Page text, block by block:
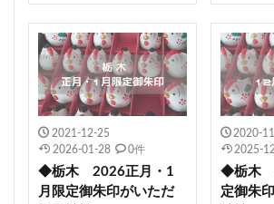
艮神社 押し花 戸越八幡神社
建勲神社 大将軍神社 下野星宮
駐車場情報 毛谷黒龍神社 網戸
神馬 七所神社 城山八幡宮
蛇窪神社(天祖神社) 重蔵神社 伊
2021-12-25
2026-01-28
0件
◆栃木 2026正月・1
月限定御朱印がいただ
2020-
2025-
◆栃木
定御朱